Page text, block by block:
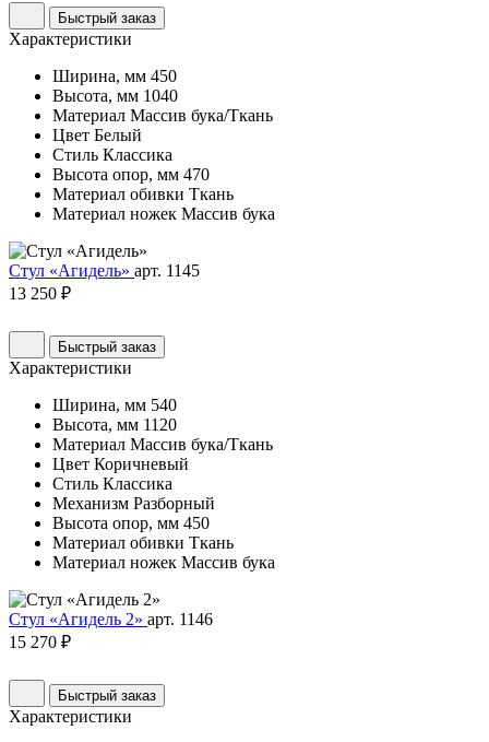
Быстрый заказ
Характеристики
Ширина, мм 450
Высота, мм 1040
Материал Массив бука/Ткань
Цвет Белый
Стиль Классика
Высота опор, мм 470
Материал обивки Ткань
Материал ножек Массив бука
Стул «Агидель» арт. 1145
13 250 ₽
Быстрый заказ
Характеристики
Ширина, мм 540
Высота, мм 1120
Материал Массив бука/Ткань
Цвет Коричневый
Стиль Классика
Механизм Разборный
Высота опор, мм 450
Материал обивки Ткань
Материал ножек Массив бука
Стул «Агидель 2» арт. 1146
15 270 ₽
Быстрый заказ
Характеристики